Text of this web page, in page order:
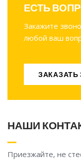
ЕСТЬ
Закажите
любой ваш
НАШИ
Приезжайте, не